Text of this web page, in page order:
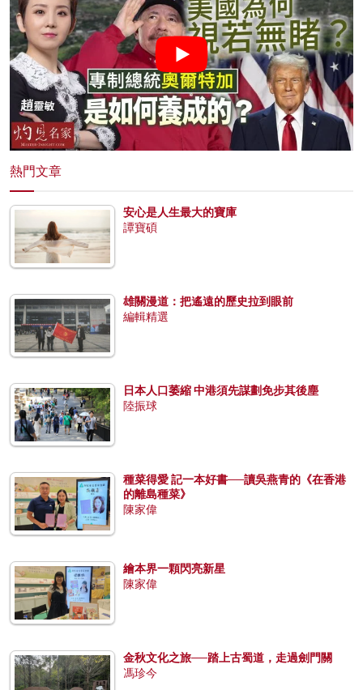
熱門文章
安心是人生最大的寶庫
譚寶碩
雄關漫道：把遙遠的歷史拉到眼前
編輯精選
日本人口萎縮 中港須先謀劃免步其後塵
陸振球
種菜得愛 記一本好書──讀吳燕青的《在香港
的離島種菜》
陳家偉
繪本界一顆閃亮新星
陳家偉
金秋文化之旅──踏上古蜀道，走過劍門關
馮珍今